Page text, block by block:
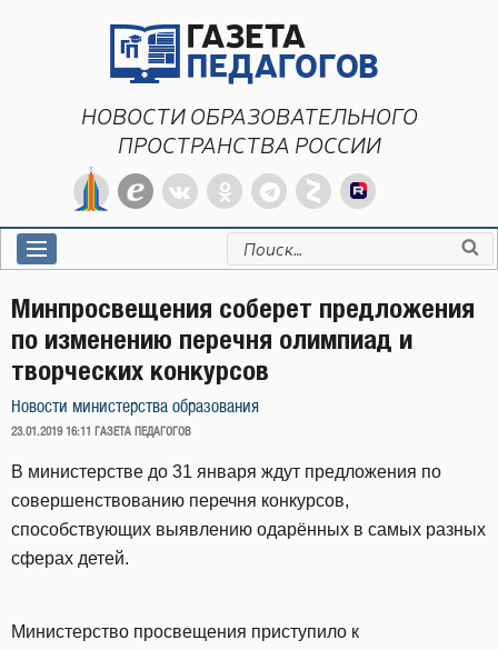
НОВОСТИ ОБРАЗОВАТЕЛЬНОГО
ПРОСТРАНСТВА РОССИИ
Искать:
Минпросвещения соберет предложения
по изменению перечня олимпиад и
творческих конкурсов
Новости министерства образования
ОПУБЛИКОВАНО
23.01.2019 16:11 ГАЗЕТА ПЕДАГОГОВ
В министерстве до 31 января ждут предложения по
совершенствованию перечня конкурсов,
способствующих выявлению одарённых в самых разных
сферах детей.
Министерство просвещения приступило к